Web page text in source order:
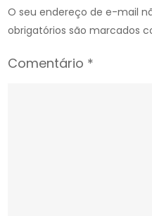
O seu endereço de e-mail
obrigatórios são marcados
Comentário *